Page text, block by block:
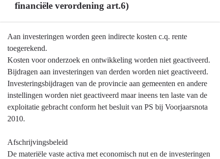
financiële verordening art.6)
Terug
naar
navigatie
Algemene
grondslagen
voor
begroting
jaarstukken
Aan investeringen worden geen indirecte kosten c.q. rente
toegerekend.
Kosten voor onderzoek en ontwikkeling worden niet geactiveerd.
Bijdragen aan investeringen van derden worden niet geactiveerd.
Investeringsbijdragen van de provincie aan gemeenten en andere
instellingen worden niet geactiveerd maar ineens ten laste van de
exploitatie gebracht conform het besluit van PS bij Voorjaarsnota
2010.
Afschrijvingsbeleid
De materiële vaste activa met economisch nut en de investeringen